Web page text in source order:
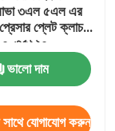
৩এল ৫এল এর
প্লেট ক্লাচ
৩৫১২০
ভালো দাম
যোগাযোগ করুন